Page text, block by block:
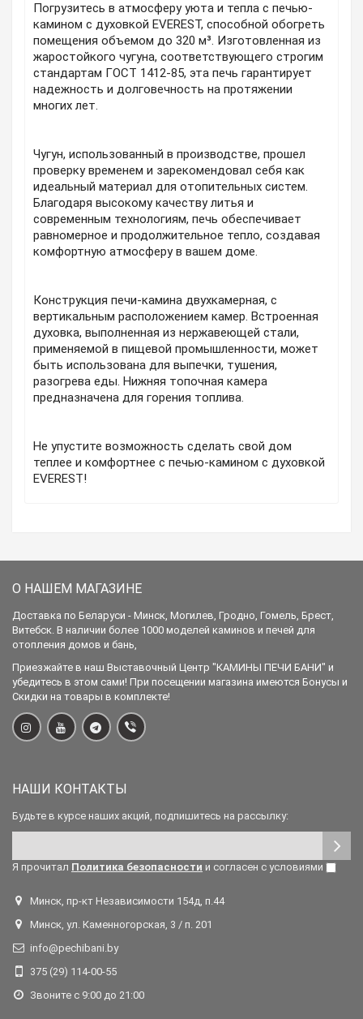
Погрузитесь в атмосферу уюта и тепла с печью-
камином с духовкой EVEREST, способной обогреть
помещения объемом до 320 м³. Изготовленная из
жаростойкого чугуна, соответствующего строгим
стандартам ГОСТ 1412-85, эта печь гарантирует
надежность и долговечность на протяжении
многих лет.
Чугун, использованный в производстве, прошел
проверку временем и зарекомендовал себя как
идеальный материал для отопительных систем.
Благодаря высокому качеству литья и
современным технологиям, печь обеспечивает
равномерное и продолжительное тепло, создавая
комфортную атмосферу в вашем доме.
Конструкция печи-камина двухкамерная, с
вертикальным расположением камер. Встроенная
духовка, выполненная из нержавеющей стали,
применяемой в пищевой промышленности, может
быть использована для выпечки, тушения,
разогрева еды. Нижняя топочная камера
предназначена для горения топлива.
Не упустите возможность сделать свой дом
теплее и комфортнее с печью-камином с духовкой
EVEREST!
О НАШЕМ МАГАЗИНЕ
Доставка по Беларуси - Минск, Могилев, Гродно, Гомель, Брест,
Витебск. В наличии более 1000 моделей каминов и печей для
отопления домов и бань,
Приезжайте в наш Выставочный Центр "КАМИНЫ ПЕЧИ БАНИ" и
убедитесь в этом сами! При посещении магазина имеются Бонусы и
Скидки на товары в комплекте!
НАШИ КОНТАКТЫ
Будьте в курсе наших акций, подпишитесь на рассылку:
Я прочитал Политика безопасности и согласен с условиями
Минск, пр-кт Независимости 154д, п.44
Минск, ул. Каменногорская, 3 / п. 201
info@pechibani.by
375 (29) 114-00-55
Звоните с 9:00 до 21:00